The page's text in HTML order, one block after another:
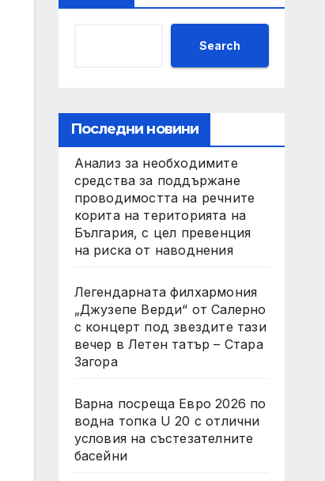
Search
Последни новини
Анализ за необходимите
средства за поддържане
проводимостта на речните
корита на територията на
България, с цел превенция
на риска от наводнения
Легендарната филхармония
„Джузепе Верди“ от Салерно
с концерт под звездите тази
вечер в Летен татър – Стара
Загора
Варна посреща Евро 2026 по
водна топка U 20 с отлични
условия на състезателните
басейни